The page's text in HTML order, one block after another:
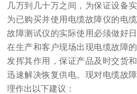
几万到几十万之间，为保证设备
为已购买并使用电缆故障仪的电
故障测试仪的实际使用必须做好
在生产和客户现场出现电缆故障
发挥其作用，保证产品及时交货
迅速解决恢复供电。现对电缆故
理作出以下建议：